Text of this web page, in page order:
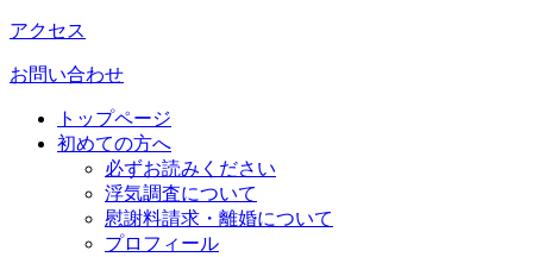
アクセス
お問い合わせ
トップページ
初めての方へ
必ずお読みください
浮気調査について
慰謝料請求・離婚について
プロフィール